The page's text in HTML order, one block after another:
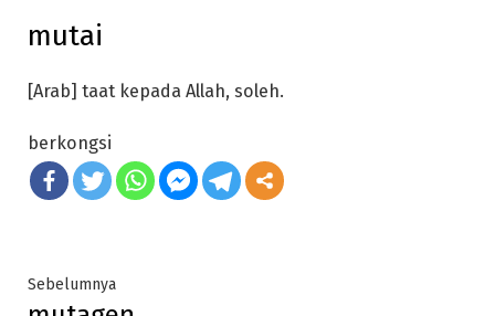
mutai
[Arab] taat kepada Allah, soleh.
berkongsi
Post
SebelumnyaPrevious